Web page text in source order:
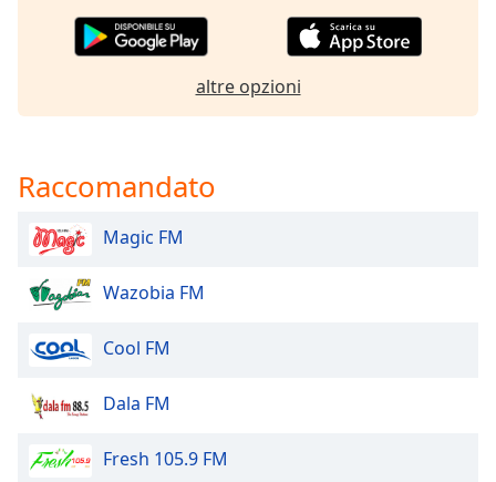
Text
Opacity
Background
Caption
Area
altre opzioni
Raccomandato
Magic FM
Wazobia FM
Cool FM
Dala FM
Fresh 105.9 FM